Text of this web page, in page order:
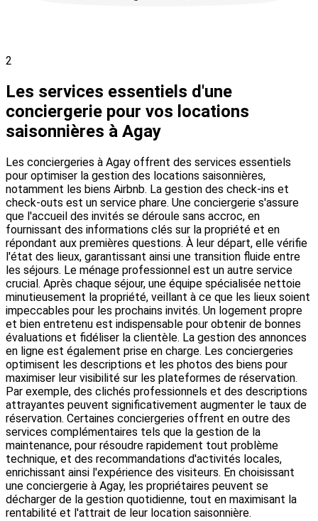
2
Les services essentiels d'une
conciergerie pour vos locations
saisonnières à Agay
Les conciergeries à Agay offrent des services essentiels
pour optimiser la gestion des locations saisonnières,
notamment les biens Airbnb. La gestion des check-ins et
check-outs est un service phare. Une conciergerie s'assure
que l'accueil des invités se déroule sans accroc, en
fournissant des informations clés sur la propriété et en
répondant aux premières questions. À leur départ, elle vérifie
l'état des lieux, garantissant ainsi une transition fluide entre
les séjours. Le ménage professionnel est un autre service
crucial. Après chaque séjour, une équipe spécialisée nettoie
minutieusement la propriété, veillant à ce que les lieux soient
impeccables pour les prochains invités. Un logement propre
et bien entretenu est indispensable pour obtenir de bonnes
évaluations et fidéliser la clientèle. La gestion des annonces
en ligne est également prise en charge. Les conciergeries
optimisent les descriptions et les photos des biens pour
maximiser leur visibilité sur les plateformes de réservation.
Par exemple, des clichés professionnels et des descriptions
attrayantes peuvent significativement augmenter le taux de
réservation. Certaines conciergeries offrent en outre des
services complémentaires tels que la gestion de la
maintenance, pour résoudre rapidement tout problème
technique, et des recommandations d'activités locales,
enrichissant ainsi l'expérience des visiteurs. En choisissant
une conciergerie à Agay, les propriétaires peuvent se
décharger de la gestion quotidienne, tout en maximisant la
rentabilité et l'attrait de leur location saisonnière.